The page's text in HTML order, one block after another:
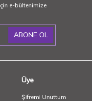
e-bültenimize
ABONE OL
Üye
Şifremi Unuttum